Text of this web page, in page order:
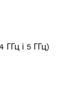
ГГц і 5 ГГц)